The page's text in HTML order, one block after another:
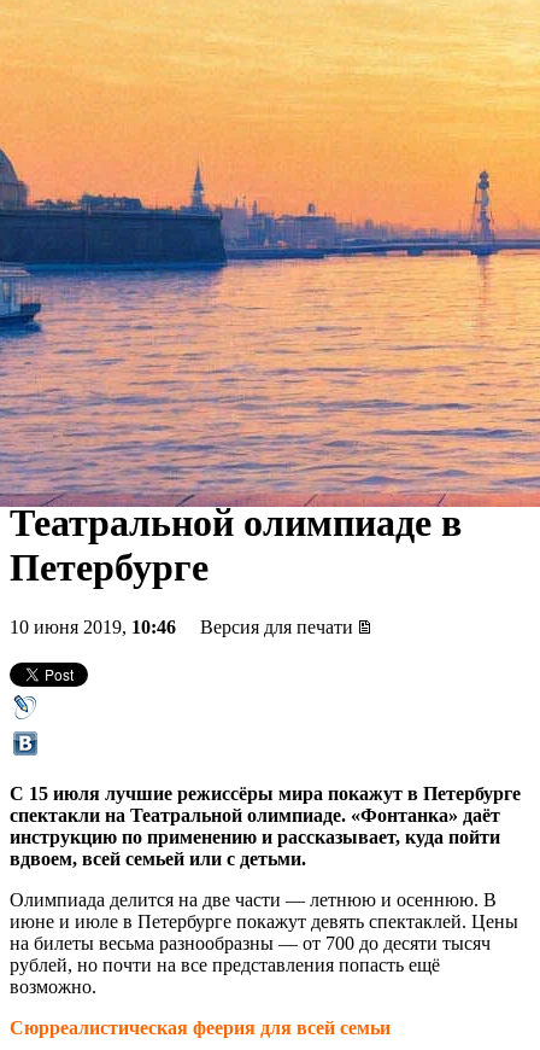
Сны Босха, петербургский
Гамлет, цирк дочери Чарли
Чаплина. Как посмотреть
лучшие спектакли мира на
Театральной олимпиаде в
Петербурге
10 июня 2019, 10:46 Версия для печати
С 15 июля лучшие режиссёры мира покажут в Петербурге
спектакли на Театральной олимпиаде. «Фонтанка» даёт
инструкцию по применению и рассказывает, куда пойти
вдвоем, всей семьей или с детьми.
Олимпиада делится на две части — летнюю и осеннюю. В
июне и июле в Петербурге покажут девять спектаклей. Цены
на билеты весьма разнообразны — от 700 до десяти тысяч
рублей, но почти на все представления попасть ещё
возможно.
Сюрреалистическая феерия для всей семьи